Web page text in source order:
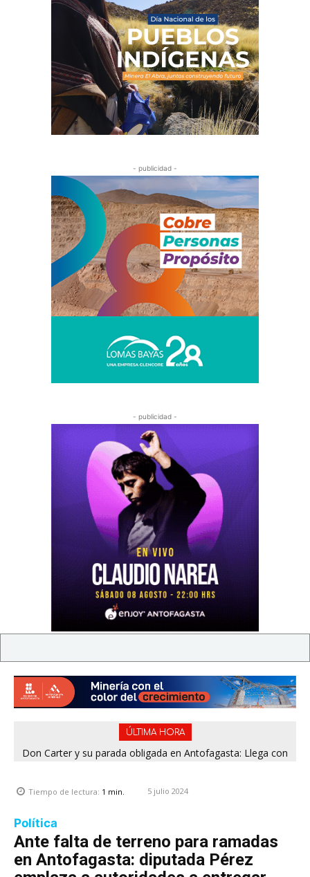
- publicidad -
- publicidad -